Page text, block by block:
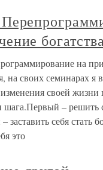
на
на своих семинарах я
своей жизни
шага.Первый – решить
заставить себя стать
это